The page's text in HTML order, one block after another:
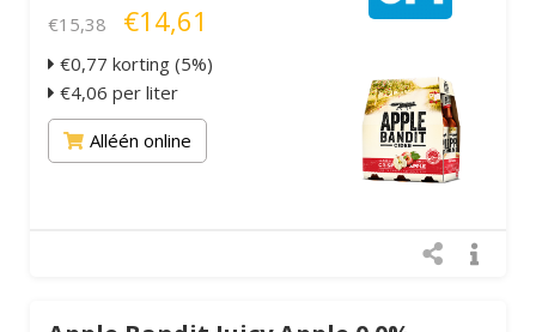
€15,38 €14,61
€0,77 korting (5%)
€4,06 per liter
Alléén online